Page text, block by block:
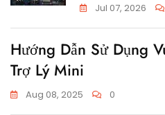
Jul 07, 2026
Hướng Dẫn Sử Dụng
Trợ Lý Mini
Aug 08, 2025 0